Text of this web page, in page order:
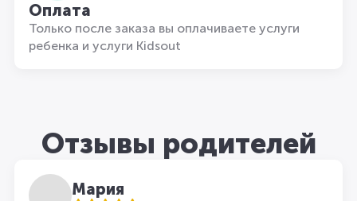
Оплата
Только после заказа вы оплачиваете услуги
ребенка и услуги Kidsout
Отзывы родителей
Мария